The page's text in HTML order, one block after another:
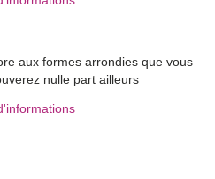
aux formes arrondies que vous
nulle part ailleurs